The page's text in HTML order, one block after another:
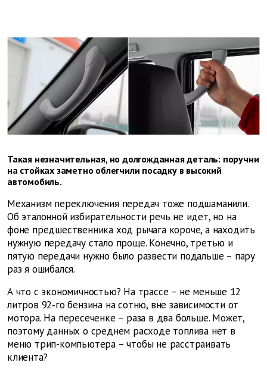
Такая незначительная, но долгожданная деталь: поручни
на стойках заметно облегчили посадку в высокий
автомобиль.
Механизм переключения передач тоже подшаманили.
Об эталонной избирательности речь не идет, но на
фоне предшественника ход рычага короче, а находить
нужную передачу стало проще. Конечно, третью и
пятую передачи нужно было развести подальше – пару
раз я ошибался.
А что с экономичностью? На трассе – не меньше 12
литров 92‑го бензина на сотню, вне зависимости от
мотора. На пересеченке – раза в два больше. Может,
поэтому данных о среднем расходе топлива нет в
меню трип-компьютера – чтобы не расстраивать
клиента?